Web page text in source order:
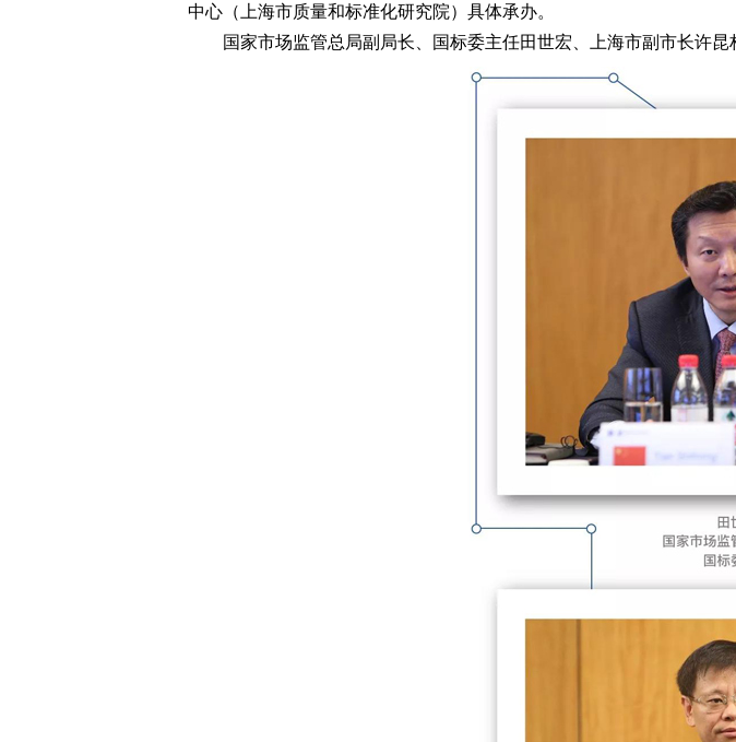
中心（上海市质量和标准化研究院）具体承办。
国家市场监管总局副局长、国标委主任田世宏、上海市副市长许昆